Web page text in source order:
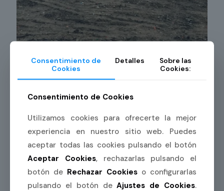
04/11/2025
Recuperación de zonas degradadas
Leer más
Consentimiento de
Cookies
Detalles
Sobre las
Cookies:
Consentimiento de Cookies
Utilizamos cookies para ofrecerte la mejor
experiencia en nuestro sitio web. Puedes
aceptar todas las cookies pulsando el botón
Aceptar Cookies, rechazarlas pulsando el
botón de Rechazar Cookies o configurarlas
pulsando el botón deAjustes de Cookies.